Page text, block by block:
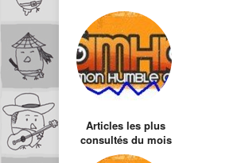
Articles les plus
consultés du mois
de Septembre